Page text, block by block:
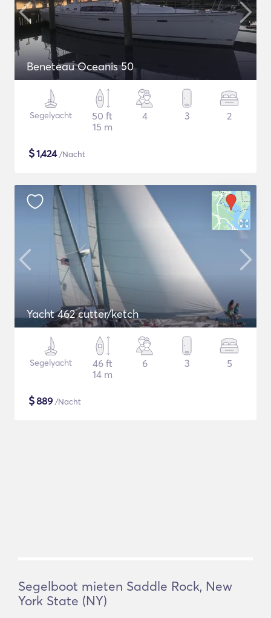
Beneteau Oceanis 50
Segelyacht
50 ft
15 m
4 3 2
$1,424/Nacht
Yacht 462 cutter/ketch
Segelyacht
46 ft
14 m
6 3 5
$889 /Nacht
Segelboot mieten Saddle Rock, New
York State (NY)